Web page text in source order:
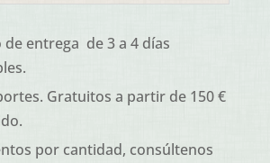
de entrega de 3 a 4 días
Gratuitos a partir de 150 €
por cantidad, consúltenos